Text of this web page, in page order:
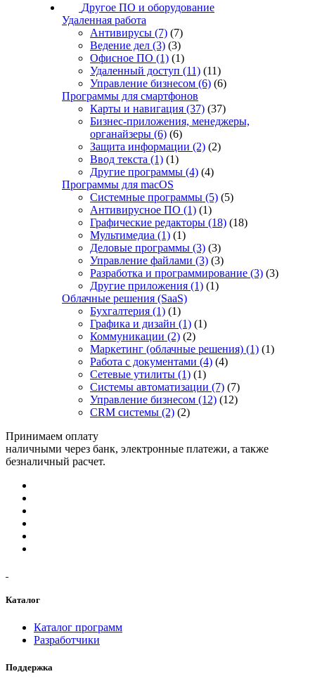
Другое ПО и оборудование
Удаленная работа
Антивирусы (7) (7)
Ведение дел (3) (3)
Офисное ПО (1) (1)
Удаленный доступ (11) (11)
Управление бизнесом (6) (6)
Программы для смартфонов
Карты и навигация (37) (37)
Бизнес-приложения, менеджеры,
органайзеры (6) (6)
Защита информации (2) (2)
Ввод текста (1) (1)
Другие программы (4) (4)
Программы для macOS
Системные программы (5) (5)
Антивирусное ПО (1) (1)
Графические редакторы (18) (18)
Мультимедиа (1) (1)
Деловые программы (3) (3)
Управление файлами (3) (3)
Разработка и программирование (3) (3)
Другие приложения (1) (1)
Облачные решения (SaaS)
Бухгалтерия (1) (1)
Графика и дизайн (1) (1)
Коммуникации (2) (2)
Маркетинг (облачные решения) (1) (1)
Работа с документами (4) (4)
Сетевые утилиты (1) (1)
Системы автоматизации (7) (7)
Управление бизнесом (12) (12)
CRM системы (2) (2)
Принимаем оплату
наличными через банк, электронные платежи, а также
безналичный расчет.
Каталог
Каталог программ
Разработчики
Поддержка